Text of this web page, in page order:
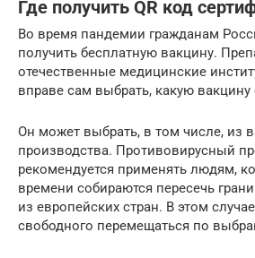
Где получить QR код
Во время пандемии гражданам
получить бесплатную вакцину.
отечественные медицинские
вправе сам выбрать, какую
Он может выбрать, в том числе, из
производства. Противовирусный
рекомендуется применять людям,
времени собираются пересечь
из европейских стран. В этом
свободного перемещаться по